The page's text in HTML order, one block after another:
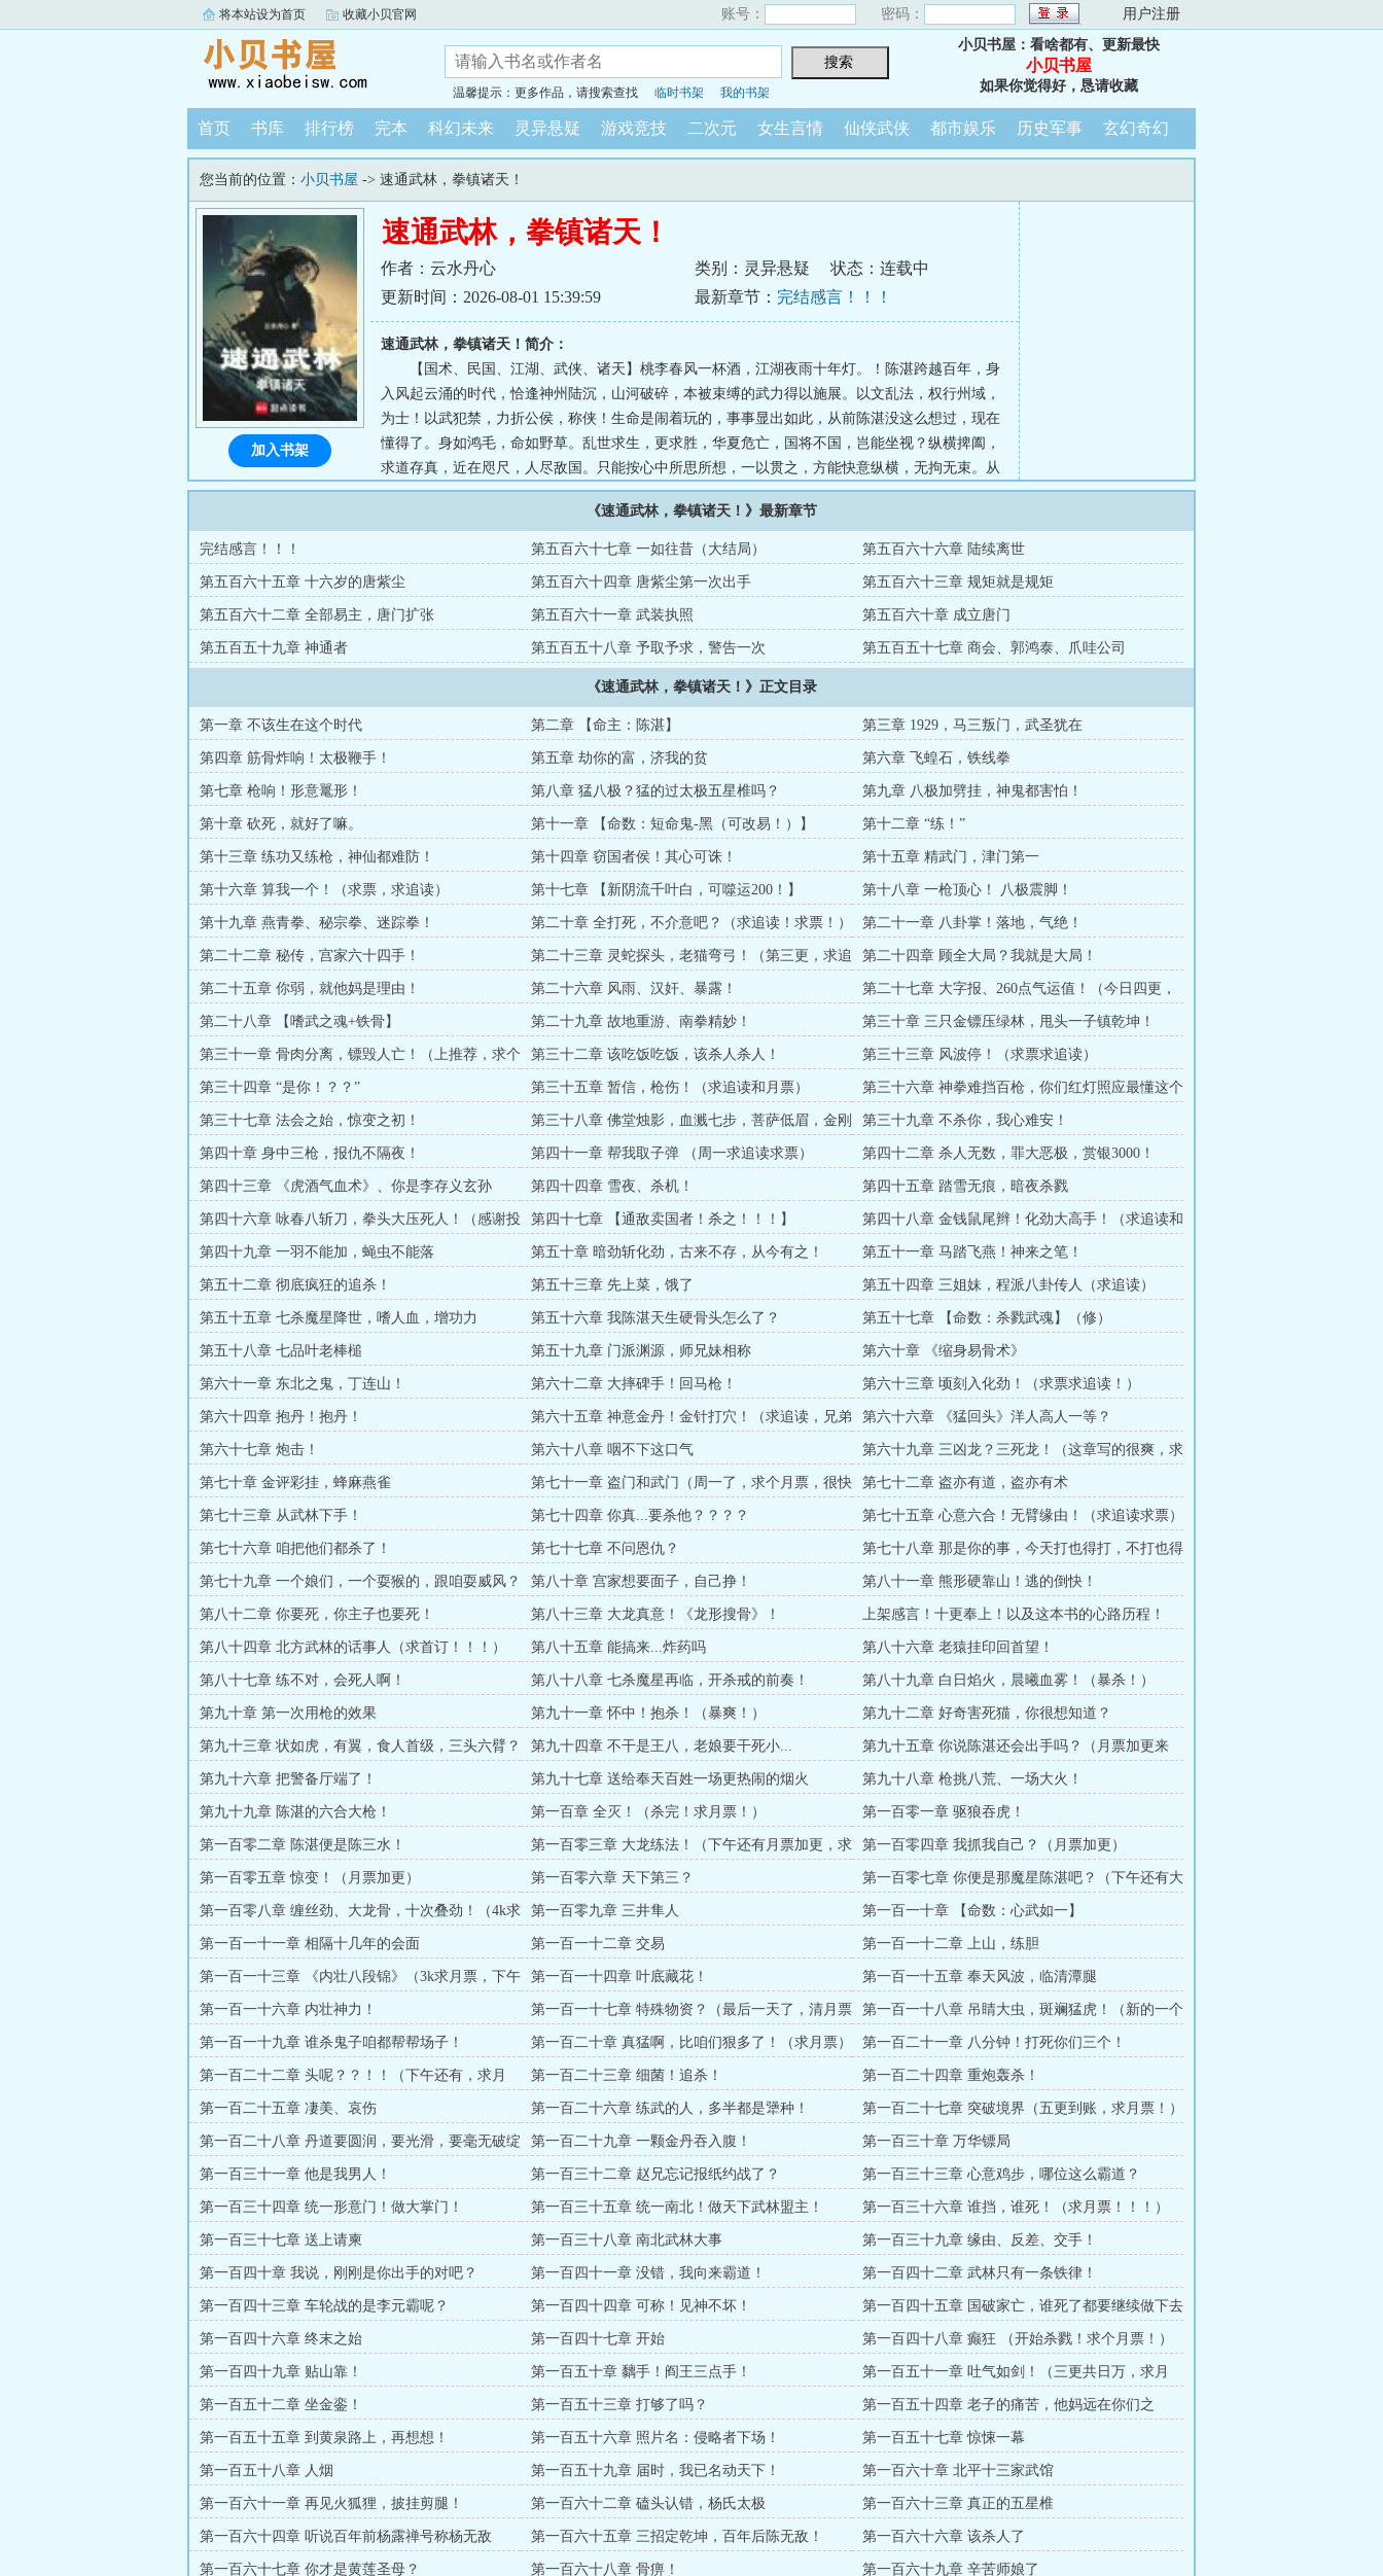
将本站设为首页 收藏小贝官网 账号： 密码： 用户注册
温馨提示：更多作品，请搜索查找 临时书架 我的书架
小贝书屋：看啥都有、更新最快
小贝书屋
如果你觉得好，恳请收藏
首页 书库 排行榜 完本 科幻未来 灵异悬疑 游戏竞技 二次元 女生言情 仙侠武侠 都市娱乐 历史军事 玄幻奇幻
您当前的位置： 小贝书屋 -> 速通武林，拳镇诸天！
速通武林，拳镇诸天！
作者：云水丹心 类别：灵异悬疑
状态：连载中
更新时间：2026-08-01 15:39:59
最新章节： 完结感言！！！
速通武林，拳镇诸天！简介：
【国术、民国、江湖、武侠、诸天】桃李春风一杯酒，江湖夜雨十年灯。！陈湛跨越百年，身
入风起云涌的时代，恰逢神州陆沉，山河破碎，本被束缚的武力得以施展。以文乱法，权行州域，
为士！以武犯禁，力折公侯，称侠！生命是闹着玩的，事事显出如此，从前陈湛没这么想过，现在
懂得了。身如鸿毛，命如野草。乱世求生，更求胜，华夏危亡，国将不国，岂能坐视？纵横捭阖，
求道存真，近在咫尺，人尽敌国。只能按心中所思所想，一以贯之，方能快意纵横，无拘无束。从
民国武林开始，逆流而上，拳镇诸天！ps：（本文以武侠武林为主，纵横天下，女人会有，但只是
主角附庸，不会有大笔墨感情戏，不喜误入。）...
加入书架
《速通武林，拳镇诸天！》最新章节
完结感言！！！ 第五百六十七章 一如往昔（大结局） 第五百六十六章 陆续离世
第五百六十五章 十六岁的唐紫尘 第五百六十四章 唐紫尘第一次出手 第五百六十三章 规矩就是规矩
第五百六十二章 全部易主，唐门扩张 第五百六十一章 武装执照 第五百六十章 成立唐门
第五百五十九章 神通者 第五百五十八章 予取予求，警告一次 第五百五十七章 商会、郭鸿泰、爪哇公司
《速通武林，拳镇诸天！》正文目录
第一章 不该生在这个时代 第二章 【命主：陈湛】 第三章 1929，马三叛门，武圣犹在
第四章 筋骨炸响！太极鞭手！ 第五章 劫你的富，济我的贫 第六章 飞蝗石，铁线拳
第七章 枪响！形意鼍形！ 第八章 猛八极？猛的过太极五星椎吗？ 第九章 八极加劈挂，神鬼都害怕！
第十章 砍死，就好了嘛。 第十一章 【命数：短命鬼-黑（可改易！）】 第十二章 “练！”
第十三章 练功又练枪，神仙都难防！ 第十四章 窃国者侯！其心可诛！ 第十五章 精武门，津门第一
第十六章 算我一个！（求票，求追读） 第十七章 【新阴流千叶白，可噬运200！】 第十八章 一枪顶心！ 八极震脚！
第十九章 燕青拳、秘宗拳、迷踪拳！ 第二十章 全打死，不介意吧？（求追读！求票！） 第二十一章 八卦掌！落地，气绝！
第二十二章 秘传，宫家六十四手！
第二十三章 灵蛇探头，老猫弯弓！（第三更，求追
读求票）
第二十四章 顾全大局？我就是大局！
第二十五章 你弱，就他妈是理由！ 第二十六章 风雨、汉奸、暴露！
第二十七章 大字报、260点气运值！（今日四更，
求票，求追读）
第二十八章 【嗜武之魂+铁骨】 第二十九章 故地重游、南拳精妙！ 第三十章 三只金镖压绿林，甩头一子镇乾坤！
第三十一章 骨肉分离，镖毁人亡！（上推荐，求个
追读和月票）
第三十二章 该吃饭吃饭，该杀人杀人！ 第三十三章 风波停！（求票求追读）
第三十四章 “是你！？？” 第三十五章 暂信，枪伤！（求追读和月票） 第三十六章 神拳难挡百枪，你们红灯照应最懂这个
第三十七章 法会之始，惊变之初！
第三十八章 佛堂烛影，血溅七步，菩萨低眉，金刚
怒目
第三十九章 不杀你，我心难安！
第四十章 身中三枪，报仇不隔夜！ 第四十一章 帮我取子弹 （周一求追读求票） 第四十二章 杀人无数，罪大恶极，赏银3000！
第四十三章 《虎酒气血术》、你是李存义玄孙 第四十四章 雪夜、杀机！ 第四十五章 踏雪无痕，暗夜杀戮
第四十六章 咏春八斩刀，拳头大压死人！（感谢投
票打赏，加更！）
第四十七章 【通敌卖国者！杀之！！！】
第四十八章 金钱鼠尾辫！化劲大高手！（求追读和
票）
第四十九章 一羽不能加，蝇虫不能落 第五十章 暗劲斩化劲，古来不存，从今有之！ 第五十一章 马踏飞燕！神来之笔！
第五十二章 彻底疯狂的追杀！ 第五十三章 先上菜，饿了 第五十四章 三姐妹，程派八卦传人（求追读）
第五十五章 七杀魔星降世，嗜人血，增功力 第五十六章 我陈湛天生硬骨头怎么了？ 第五十七章 【命数：杀戮武魂】（修）
第五十八章 七品叶老棒槌 第五十九章 门派渊源，师兄妹相称 第六十章 《缩身易骨术》
第六十一章 东北之鬼，丁连山！ 第六十二章 大摔碑手！回马枪！ 第六十三章 顷刻入化劲！（求票求追读！）
第六十四章 抱丹！抱丹！
第六十五章 神意金丹！金针打穴！（求追读，兄弟
们！）
第六十六章 《猛回头》洋人高人一等？
第六十七章 炮击！ 第六十八章 咽不下这口气
第六十九章 三凶龙？三死龙！（这章写的很爽，求
个周一的月票）
第七十章 金评彩挂，蜂麻燕雀
第七十一章 盗门和武门（周一了，求个月票，很快
进入大高潮！）
第七十二章 盗亦有道，盗亦有术
第七十三章 从武林下手！ 第七十四章 你真...要杀他？？？？ 第七十五章 心意六合！无臂缘由！（求追读求票）
第七十六章 咱把他们都杀了！ 第七十七章 不问恩仇？
第七十八章 那是你的事，今天打也得打，不打也得
打！
第七十九章 一个娘们，一个耍猴的，跟咱耍威风？ 第八十章 宫家想要面子，自己挣！ 第八十一章 熊形硬靠山！逃的倒快！
第八十二章 你要死，你主子也要死！ 第八十三章 大龙真意！《龙形搜骨》！ 上架感言！十更奉上！以及这本书的心路历程！
第八十四章 北方武林的话事人（求首订！！！） 第八十五章 能搞来...炸药吗 第八十六章 老猿挂印回首望！
第八十七章 练不对，会死人啊！ 第八十八章 七杀魔星再临，开杀戒的前奏！ 第八十九章 白日焰火，晨曦血雾！（暴杀！）
第九十章 第一次用枪的效果 第九十一章 怀中！抱杀！（暴爽！） 第九十二章 好奇害死猫，你很想知道？
第九十三章 状如虎，有翼，食人首级，三头六臂？ 第九十四章 不干是王八，老娘要干死小...
第九十五章 你说陈湛还会出手吗？（月票加更来
了）
第九十六章 把警备厅端了！ 第九十七章 送给奉天百姓一场更热闹的烟火 第九十八章 枪挑八荒、一场大火！
第九十九章 陈湛的六合大枪！ 第一百章 全灭！（杀完！求月票！） 第一百零一章 驱狼吞虎！
第一百零二章 陈湛便是陈三水！
第一百零三章 大龙练法！（下午还有月票加更，求
月票）
第一百零四章 我抓我自己？（月票加更）
第一百零五章 惊变！（月票加更） 第一百零六章 天下第三？
第一百零七章 你便是那魔星陈湛吧？（下午还有大
章，求月票）
第一百零八章 缠丝劲、大龙骨，十次叠劲！（4k求
月票）
第一百零九章 三井隼人 第一百一十章 【命数：心武如一】
第一百一十一章 相隔十几年的会面 第一百一十二章 交易 第一百一十二章 上山，练胆
第一百一十三章 《内壮八段锦》（3k求月票，下午
还有）
第一百一十四章 叶底藏花！ 第一百一十五章 奉天风波，临清潭腿
第一百一十六章 内壮神力！
第一百一十七章 特殊物资？（最后一天了，清月票
吧兄弟们）
第一百一十八章 吊睛大虫，斑斓猛虎！（新的一个
月，求月票）
第一百一十九章 谁杀鬼子咱都帮帮场子！ 第一百二十章 真猛啊，比咱们狠多了！（求月票） 第一百二十一章 八分钟！打死你们三个！
第一百二十二章 头呢？？！！（下午还有，求月
票）
第一百二十三章 细菌！追杀！ 第一百二十四章 重炮轰杀！
第一百二十五章 凄美、哀伤 第一百二十六章 练武的人，多半都是犟种！ 第一百二十七章 突破境界（五更到账，求月票！）
第一百二十八章 丹道要圆润，要光滑，要毫无破绽 第一百二十九章 一颗金丹吞入腹！ 第一百三十章 万华镖局
第一百三十一章 他是我男人！ 第一百三十二章 赵兄忘记报纸约战了？ 第一百三十三章 心意鸡步，哪位这么霸道？
第一百三十四章 统一形意门！做大掌门！ 第一百三十五章 统一南北！做天下武林盟主！ 第一百三十六章 谁挡，谁死！（求月票！！！）
第一百三十七章 送上请柬 第一百三十八章 南北武林大事 第一百三十九章 缘由、反差、交手！
第一百四十章 我说，刚刚是你出手的对吧？ 第一百四十一章 没错，我向来霸道！ 第一百四十二章 武林只有一条铁律！
第一百四十三章 车轮战的是李元霸呢？ 第一百四十四章 可称！见神不坏！ 第一百四十五章 国破家亡，谁死了都要继续做下去
第一百四十六章 终末之始 第一百四十七章 开始 第一百四十八章 癫狂 （开始杀戮！求个月票！）
第一百四十九章 贴山靠！ 第一百五十章 黐手！阎王三点手！
第一百五十一章 吐气如剑！（三更共日万，求月
票！）
第一百五十二章 坐金銮！ 第一百五十三章 打够了吗？
第一百五十四章 老子的痛苦，他妈远在你们之
上！！！（求月票）
第一百五十五章 到黄泉路上，再想想！ 第一百五十六章 照片名：侵略者下场！ 第一百五十七章 惊悚一幕
第一百五十八章 人烟 第一百五十九章 届时，我已名动天下！ 第一百六十章 北平十三家武馆
第一百六十一章 再见火狐狸，披挂剪腿！ 第一百六十二章 磕头认错，杨氏太极 第一百六十三章 真正的五星椎
第一百六十四章 听说百年前杨露禅号称杨无敌 第一百六十五章 三招定乾坤，百年后陈无敌！ 第一百六十六章 该杀人了
第一百六十七章 你才是黄莲圣母？ 第一百六十八章 骨痹！ 第一百六十九章 辛苦师娘了